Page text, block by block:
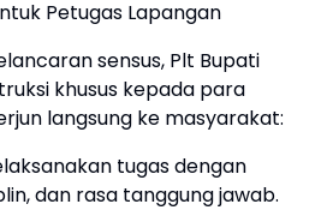
Petugas Lapangan
sensus, Plt Bupati
khusus kepada para
langsung ke masyarakat:
tugas dengan
dan rasa tanggung jawab.